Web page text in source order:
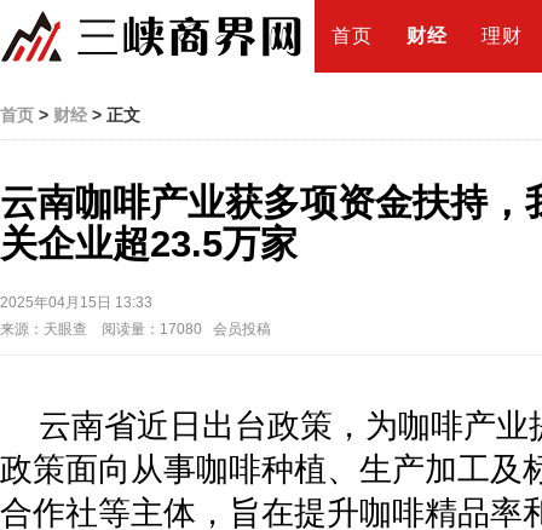
首页 财经 理财
首页 > 财经 > 正文
云南咖啡产业获多项资金扶持，
关企业超23.5万家
2025年04月15日 13:33
来源：天眼查 阅读量：17080 会员投稿
云南省近日出台政策，为咖啡产业
政策面向从事咖啡种植、生产加工及
合作社等主体，旨在提升咖啡精品率